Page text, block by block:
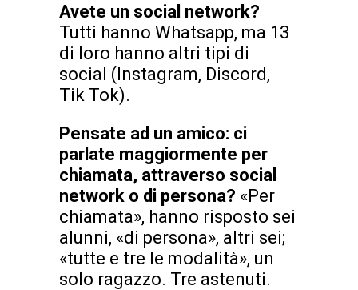
Avete un social network?
Tutti hanno Whatsapp, ma 13
di loro hanno altri tipi di
social (Instagram, Discord,
Tik Tok).
Pensate ad un amico: ci
parlate maggiormente per
chiamata, attraverso social
network o di persona? «Per
chiamata», hanno risposto sei
alunni, «di persona», altri sei;
«tutte e tre le modalità», un
solo ragazzo. Tre astenuti.